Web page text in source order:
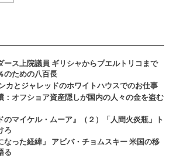
ース上院議員 ギリシャからプエルトリコまで
のための八百長
カとジャレッドのホワイトハウスでのお仕事
：オフショア資産隠しが国内の人々の金を盗む
のマイケル・ムーア』（２）「人間火炎瓶」ト
ろ
なった経緯」 アビバ・チョムスキー 米国の移
る